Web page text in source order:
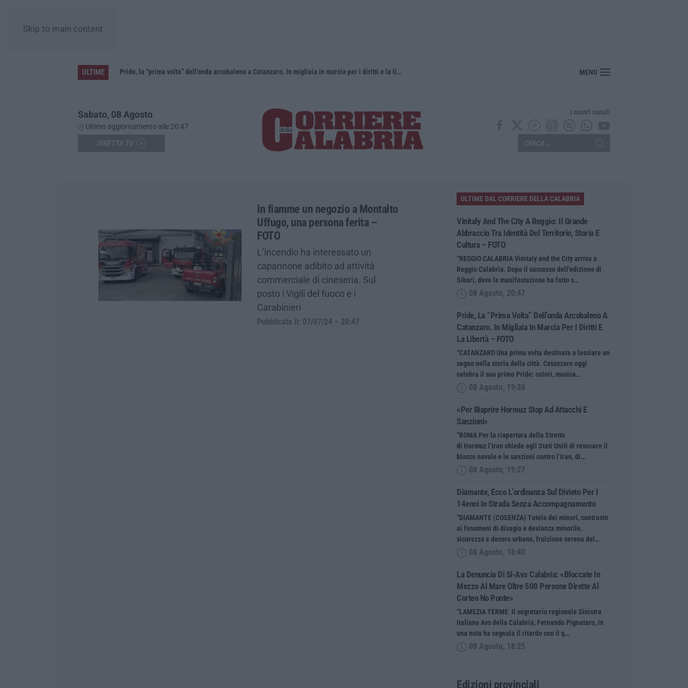
Skip to main content
ULTIME
Vinitaly and the City a Reggio: il grande abbraccio tra identità del territorio, storia e cultura – FOTO Pride, la “prima volta” dell’onda arcobaleno a Catanzaro. In migliaia in marcia per i diritti e la libertà – FOTO MENU
Sabato, 08 Agosto
Ultimo aggiornamento alle 20:47
I nostri canali
In fiamme un negozio a Montalto
Uffugo, una persona ferita –
FOTO
L’incendio ha interessato un
capannone adibito ad attività
commerciale di cineseria. Sul
posto i Vigili del fuoco e i
Carabinieri
Pubblicato il: 07/07/24 – 20:47
ULTIME DAL CORRIERE DELLA CALABRIA
Vinitaly And The City A Reggio: Il Grande
Abbraccio Tra Identità Del Territorio, Storia E
Cultura – FOTO
“REGGIO CALABRIA Vinitaly and the City arriva a
Reggio Calabria. Dopo il successo dell’edizione di
Sibari, dove la manifestazione ha fatto s…
08 Agosto, 20:47
Pride, La “prima Volta” Dell’onda Arcobaleno A
Catanzaro. In Migliaia In Marcia Per I Diritti E
La Libertà – FOTO
“CATANZARO Una prima volta destinata a lasciare un
segno nella storia della città. Catanzaro oggi
celebra il suo primo Pride: colori, musica…
08 Agosto, 19:38
«Per Riaprire Hormuz Stop Ad Attacchi E
Sanzioni»
“ROMA Per la riapertura dello Stretto
di Hormuz l’Iran chiede agli Stati Uniti di revocare il
blocco navale e le sanzioni contro l’Iran, di…
08 Agosto, 19:27
Diamante, Ecco L’ordinanza Sul Divieto Per I
14enni In Strada Senza Accompagnamento
“DIAMANTE (COSENZA) Tutela dei minori, contrasto
ai fenomeni di disagio e devianza minorile,
sicurezza e decoro urbano, fruizione serena del…
08 Agosto, 18:40
La Denuncia Di Si-Avs Calabria: «Bloccate In
Mezzo Al Mare Oltre 500 Persone Dirette Al
Corteo No Ponte»
“LAMEZIA TERME Il segretario regionale Sinistra
Italiana Avs della Calabria, Fernando Pignataro, in
una nota ha segnala il ritardo con il q…
08 Agosto, 18:25
Edizioni provinciali